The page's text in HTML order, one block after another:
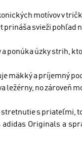
motívov v
svieži pohľad
ponúka úzky strih,
mäkký a príjemný
ležérny, no zároveň
stretnutie s priateľmi,
Originals a